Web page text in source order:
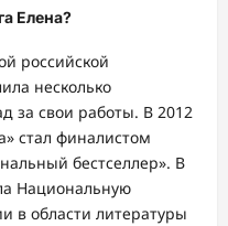
Елена?
российской
несколько
за свои работы. В 2012
стал финалистом
бестселлер». В
Национальную
в области литературы